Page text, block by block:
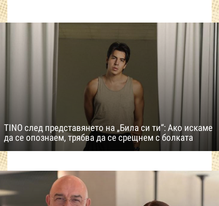
TINO след представянето на „Била си ти“: Ако искаме
да се опознаем, трябва да се срещнем с болката